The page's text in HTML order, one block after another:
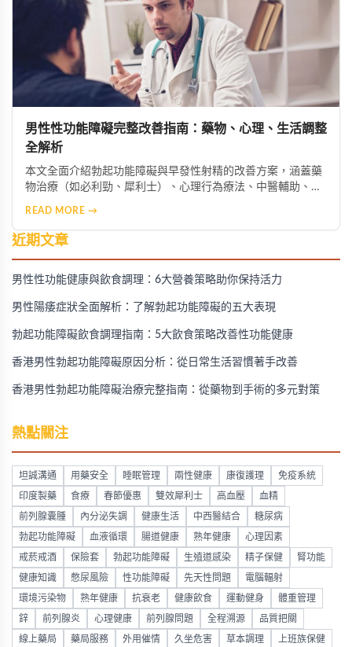
男性性功能障礙完整改善指南：藥物、心理、生活調整
全解析
本文全面介紹勃起功能障礙與早發性射精的改善方案，涵蓋藥
物治療（如必利勁、犀利士）、心理行為療法、中醫輔助、生
READ MORE →
近期文章
男性性功能健康與飲食調理：6大營養策略助你保持活力
男性陽痿症狀全面解析：了解勃起功能障礙的五大表現
勃起功能障礙飲食調理指南：5大飲食策略改善性功能健康
香港男性勃起功能障礙原因分析：從日常生活習慣著手改善
香港男性勃起功能障礙治療完整指南：從藥物到手術的多元對策
熱點關注
坦誠溝通 用藥安全 睡眠管理 兩性健康 康復護理 免疫系統
印度製藥 食療 春節優惠 雙效犀利士 高血壓 血精
前列腺囊腫 內分泌失調 健康生活 中西醫結合 糖尿病
勃起功能障礙 血液循環 腸道健康 熟年健康 心理因素
戒菸戒酒 保險套 勃起功能障礙 生殖道感染 精子保健 腎功能
健康知識 憋尿風險 性功能障礙 先天性問題 電腦輻射
環境污染物 熟年健康 抗衰老 健康飲食 運動健身 體重管理
鋅 前列腺炎 心理健康 前列腺問題 全程溯源 品質把關
線上藥局 藥局服務 外用催情 久坐危害 草本調理 上班族保健